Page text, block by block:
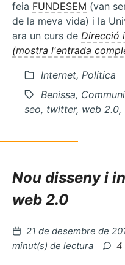
feia FUNDESEM (van
de la meva vida) i la
ara un curs de Direcció
(mostra l'entrada
Internet, Política
Benissa,
seo, twitter, web 2.0,
Nou disseny i
web 2.0
Publicat
el
21 de desembre de
minut(s) de lectura
4